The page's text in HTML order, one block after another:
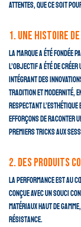
attentes, que ce soit
1. Une histoire
La marque a été fondée
l’objectif a été de créer
intégrant des
tradition et modernité,
respectant l’esthétique
efforçons de raconter
premiers tricks aux
2. Des produits
La performance est au
conçue avec un souci
matériaux haut de
résistance.